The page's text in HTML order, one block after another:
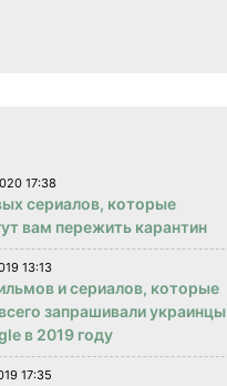
17:38
сериалов, которые
вам пережить карантин
13:13
и сериалов, которые
запрашивали украинцы
в 2019 году
17:35